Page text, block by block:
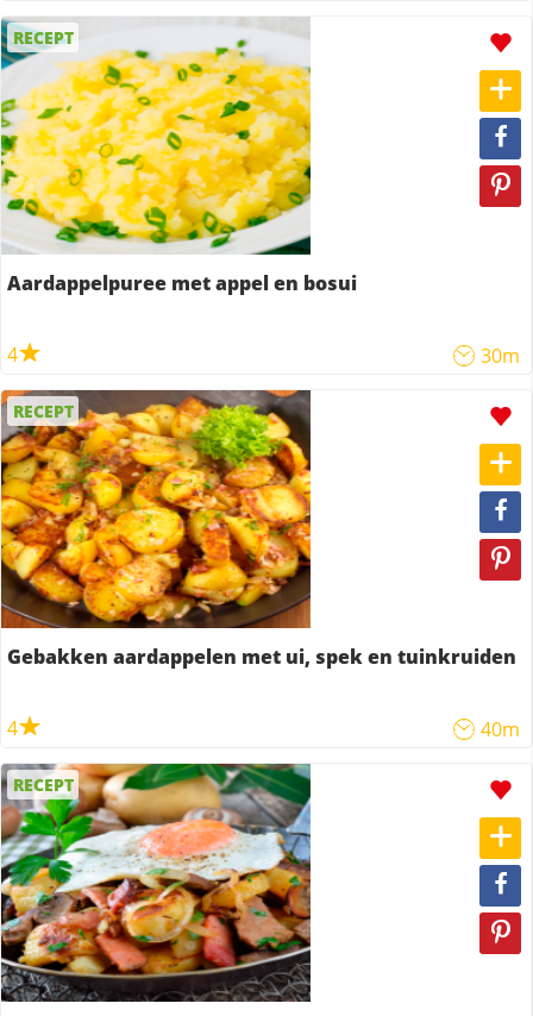
RECEPT
Aardappelpuree met appel en bosui
4 30m
RECEPT
Gebakken aardappelen met ui, spek en tuinkruiden
4 40m
RECEPT